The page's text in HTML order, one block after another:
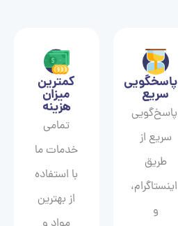
پاسخگویی
سریع
پاسخ‌گویی
سریع از
طریق
اینستاگرام،
و
کمترین
میزان
هزینه
تمامی
خدمات ما
با استفاده
از بهترین
مواد و